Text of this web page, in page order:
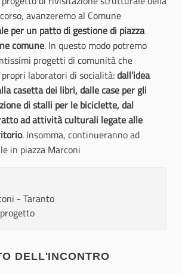
avanzeremo al Comune
per un patto di gestione di piazza
comune. In questo modo potremo
progetti di comunità che
laboratori di socialità:dall’idea
casetta dei libri, dalle case per gli
di stalli per le biciclette, dal
ad attività culturali legate alle
. Insomma, continueranno ad
in piazza Marconi
- Taranto
DELL'INCONTRO